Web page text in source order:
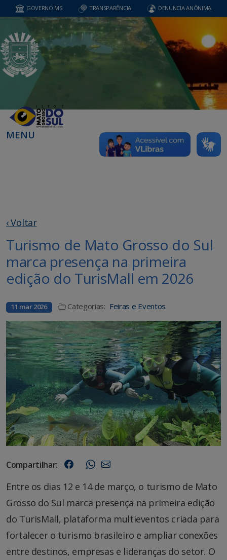
GOVERNO MS TRANSPARÊNCIA DENUNCIA ANÔNIMA
MENU
‹ Voltar
Turismo de Mato Grosso do Sul
marca presença na primeira
edição do TurisMall em 2026
11 mar 2026 Categorias: Feiras e Eventos
Compartilhar:
Entre os dias 12 e 14 de março, o turismo de Mato
Grosso do Sul marca presença na primeira edição
do TurisMall, plataforma multieventos criada para
fortalecer o turismo brasileiro e ampliar conexões
entre destinos, empresas e lideranças do setor. O